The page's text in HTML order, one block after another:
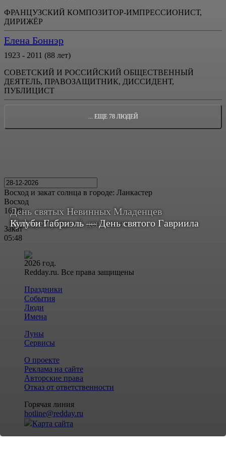
Международный день кино
День святых Невинных Младенцев
Вифлеемских
Кулуби Габриэль — День святого Гавриила
ФРАНЦУЗСКИЙ КОМПОЗИТОР-ИМПРЕССИОНИСТ,
ДИРИЖЁР
Елена Боннэр
1923 - 2011 (88 лет)
СОВЕТСКИЙ И РОССИЙСКИЙ ОБЩЕСТВЕННЫЙ
ДЕЯТЕЛЬ, ПРАВОЗАЩИТНИК, ДИССИДЕНТ,
ПУБЛИЦИСТ
... ЕЩЕ 78 ЛЮДЕЙ
Восход и закат солнца в городе: Ланкастер
Восход
16:08
Закат
05:48
2026 год.
Redday.ru. Все права защищены
Праздники
События
Люди
Имена
Луны
Сервисы
О проекте
Реклама на сайте
Авторские права
Отказ от ответственности
Горячая линия
hotline@redday.ru
Карта сайта